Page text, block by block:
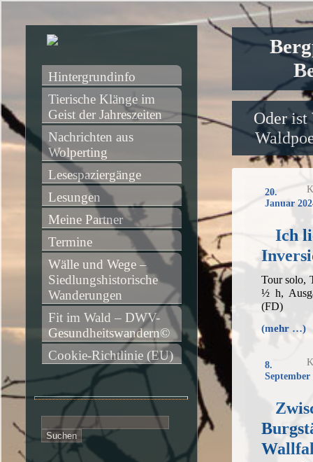
Oder ist
20.
Januar
Ich
Tour solo,
½ h,
(FD)
(mehr …)
8.
September
Hintergrundinfo
Tierische Klänge im
Geist der Jahreszeiten
Nachrichten aus
Wolperting
Lesespaziergänge
Lesungen
Meine Partner
Termine
Wälle und Wege –
Siedlungshistorische
Wanderungen
Fit im Wald – DWV-
Gesundheitswandern©
Cookie-Richtlinie (EU)
nach: